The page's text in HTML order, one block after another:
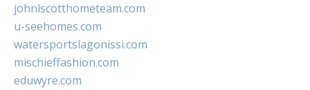
johnlscotthometeam.com
u-seehomes.com
watersportslagonissi.com
mischieffashion.com
eduwyre.com